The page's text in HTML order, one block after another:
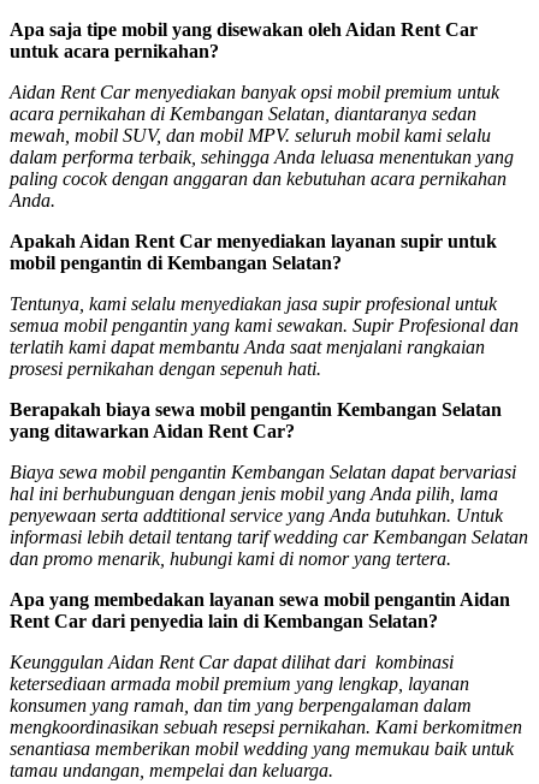
Apa saja tipe mobil yang disewakan oleh Aidan Rent Car
untuk acara pernikahan?
Aidan Rent Car menyediakan banyak opsi mobil premium untuk
acara pernikahan di Kembangan Selatan, diantaranya sedan
mewah, mobil SUV, dan mobil MPV. seluruh mobil kami selalu
dalam performa terbaik, sehingga Anda leluasa menentukan yang
paling cocok dengan anggaran dan kebutuhan acara pernikahan
Anda.
Apakah Aidan Rent Car menyediakan layanan supir untuk
mobil pengantin di Kembangan Selatan?
Tentunya, kami selalu menyediakan jasa supir profesional untuk
semua mobil pengantin yang kami sewakan. Supir Profesional dan
terlatih kami dapat membantu Anda saat menjalani rangkaian
prosesi pernikahan dengan sepenuh hati.
Berapakah biaya sewa mobil pengantin Kembangan Selatan
yang ditawarkan Aidan Rent Car?
Biaya sewa mobil pengantin Kembangan Selatan dapat bervariasi
hal ini berhubunguan dengan jenis mobil yang Anda pilih, lama
penyewaan serta addtitional service yang Anda butuhkan. Untuk
informasi lebih detail tentang tarif wedding car Kembangan Selatan
dan promo menarik, hubungi kami di nomor yang tertera.
Apa yang membedakan layanan sewa mobil pengantin Aidan
Rent Car dari penyedia lain di Kembangan Selatan?
Keunggulan Aidan Rent Car dapat dilihat dari kombinasi
ketersediaan armada mobil premium yang lengkap, layanan
konsumen yang ramah, dan tim yang berpengalaman dalam
mengkoordinasikan sebuah resepsi pernikahan. Kami berkomitmen
senantiasa memberikan mobil wedding yang memukau baik untuk
tamau undangan, mempelai dan keluarga.